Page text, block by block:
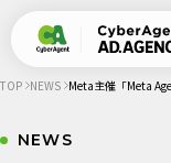
TOP NEWS Meta主催「Meta
NEWS